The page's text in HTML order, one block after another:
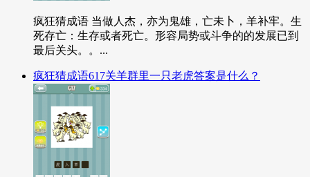
疯狂猜成语 当做人杰，亦为鬼雄，亡未卜，羊补牢。生
死存亡：生存或者死亡。形容局势或斗争的的发展已到
最后关头。。...
疯狂猜成语617关羊群里一只老虎答案是什么？